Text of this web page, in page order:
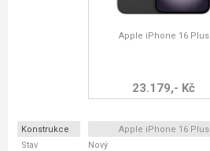
Apple iPhone 16 Plus
23.179,- Kč
Konstrukce Apple iPhone 16 Plus
Stav
Nový